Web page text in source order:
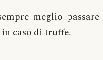
meglio
caso di truffe.